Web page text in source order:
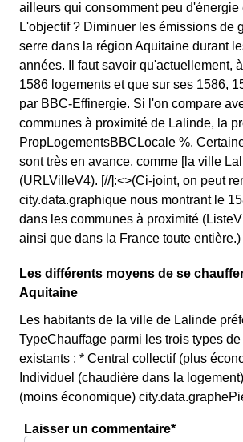
ailleurs qui consomment peu d'énergie
L'objectif ? Diminuer les émissions de
serre dans la région Aquitaine durant
années. Il faut savoir qu'actuellement,
1586 logements et que sur ses 1586,
par BBC-Effinergie. Si l'on compare
communes à proximité de Lalinde, la
PropLogementsBBCLocale %.
sont très en avance, comme [la ville
(URLVilleV4). [//]:<>(Ci-joint, on peut
city.data.graphique nous montrant le
dans les communes à proximité
ainsi que dans la France toute entière.)
Les différents moyens de se
Aquitaine
Les habitants de la ville de Lalinde
TypeChauffage parmi les trois types
existants : * Central collectif (plus
Individuel (chaudière dans la
(moins économique)
Laisser un commentaire*